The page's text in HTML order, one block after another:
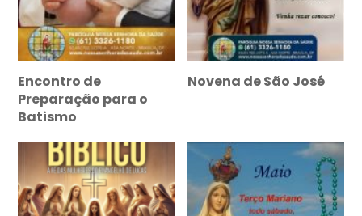
Encontro de
Preparação para o
Batismo
Novena de São José